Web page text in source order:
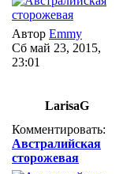
Автор Emmy
Сб май 23, 2015,
23:01
LarisaG
Комментировать:
Австралийская
сторожевая